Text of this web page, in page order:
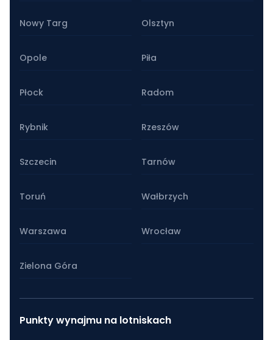
Nowy Targ Olsztyn
Opole Piła
Płock Radom
Rybnik Rzeszów
Szczecin Tarnów
Toruń Wałbrzych
Warszawa Wrocław
Zielona Góra
Punkty wynajmu na lotniskach